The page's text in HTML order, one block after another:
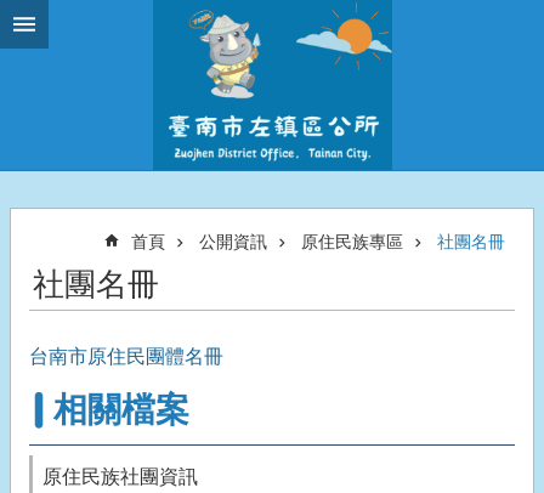
跳到主要內容區塊
首頁 公開資訊 原住民族專區 社團名冊
社團名冊
台南市原住民團體名冊
相關檔案
原住民族社團資訊